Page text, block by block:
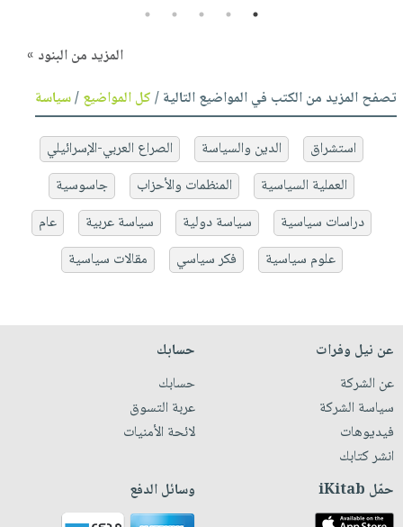
1
2
3
4
5
المزيد من البنود »
تصفح المزيد من الكتب في المواضيع التالية /كل المواضيع/سياسة
استشراق الدين والسياسة
الصراع العربي-الإسرائيلي
العملية السياسية
المنظمات والأحزاب
جاسوسية
دراسات سياسية
سياسة دولية سياسة عربية
عام
علوم سياسية
فكر سياسي مقالات سياسية
عن نيل وفرات
عن الشركة
سياسة الشركة
فيديوهات
انشر كتابك
حسابك
حسابك
عربة التسوق
لائحة الأمنيات
حمّل iKitab وسائل الدفع